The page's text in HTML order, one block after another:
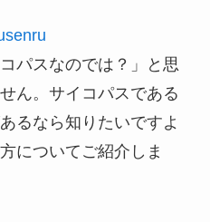
パスなのでは？」と思
ん。サイコパスである
るなら知りたいですよ
についてご紹介しま